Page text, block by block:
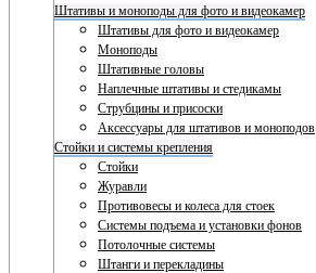
Штативы и моноподы для фото и видеокамер
Штативы для фото и видеокамер
Моноподы
Штативные головы
Наплечные штативы и стедикамы
Струбцины и присоски
Аксессуары для штативов и моноподов
Стойки и системы крепления
Стойки
Журавли
Противовесы и колеса для стоек
Системы подъема и установки фонов
Потолочные системы
Штанги и перекладины